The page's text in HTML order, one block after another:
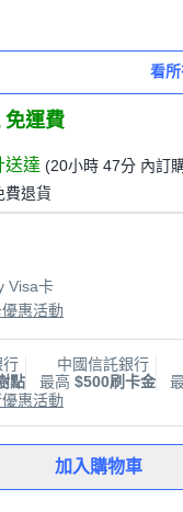
看
免運費
送達 (20小時 47分 內訂
費退貨
Visa卡
惠活動
行
點
中國信託銀行
最高 $500刷卡金
惠活動
加入購物車